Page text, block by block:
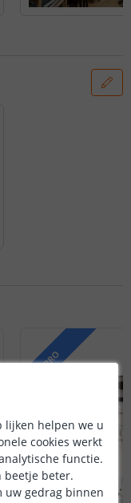
PRO
lijken helpen we u
cookies werkt
functie.
beetje beter.
uw gedrag binnen